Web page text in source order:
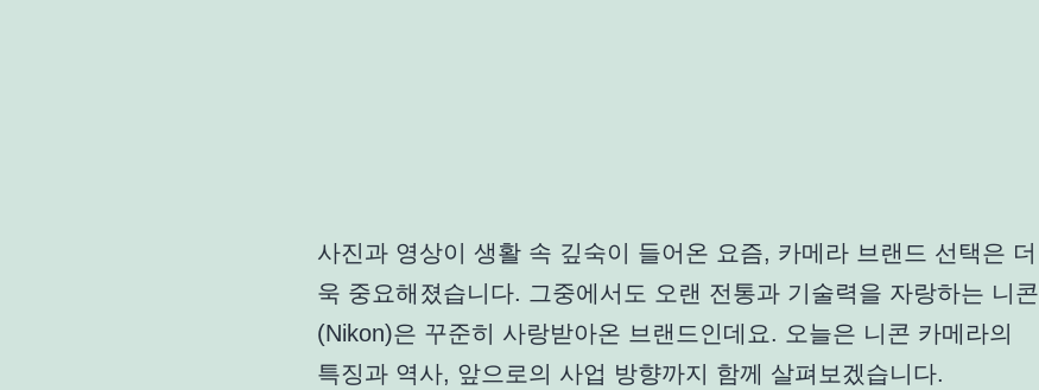
사진과 영상이 생활 속 깊숙이 들어온 요즘, 카메라 브랜드 선택은 더
욱 중요해졌습니다. 그중에서도 오랜 전통과 기술력을 자랑하는 니콘
(Nikon)은 꾸준히 사랑받아온 브랜드인데요. 오늘은 니콘 카메라의
특징과 역사, 앞으로의 사업 방향까지 함께 살펴보겠습니다.